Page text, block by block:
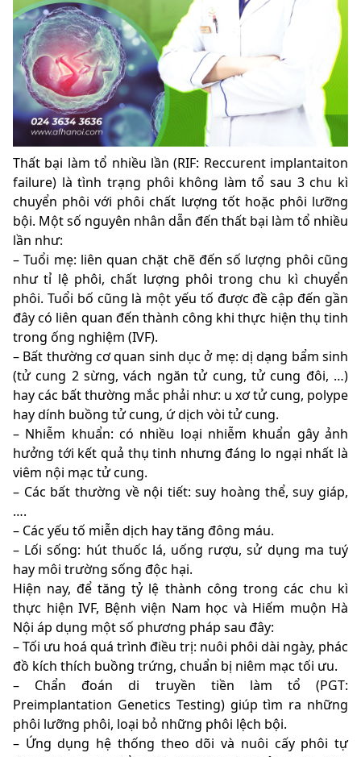
Thất bại làm tổ nhiều lần (RIF: Reccurent implantaiton
failure) là tình trạng phôi không làm tổ sau 3 chu kì
chuyển phôi với phôi chất lượng tốt hoặc phôi lưỡng
bội. Một số nguyên nhân dẫn đến thất bại làm tổ nhiều
lần như:
– Tuổi mẹ: liên quan chặt chẽ đến số lượng phôi cũng
như tỉ lệ phôi, chất lượng phôi trong chu kì chuyển
phôi. Tuổi bố cũng là một yếu tố được đề cập đến gần
đây có liên quan đến thành công khi thực hiện thụ tinh
trong ống nghiệm (IVF).
– Bất thường cơ quan sinh dục ở mẹ: dị dạng bẩm sinh
(tử cung 2 sừng, vách ngăn tử cung, tử cung đôi, …)
hay các bất thường mắc phải như: u xơ tử cung, polype
hay dính buồng tử cung, ứ dịch vòi tử cung.
– Nhiễm khuẩn: có nhiều loại nhiễm khuẩn gây ảnh
hưởng tới kết quả thụ tinh nhưng đáng lo ngại nhất là
viêm nội mạc tử cung.
– Các bất thường về nội tiết: suy hoàng thể, suy giáp,
….
– Các yếu tố miễn dịch hay tăng đông máu.
– Lối sống: hút thuốc lá, uống rượu, sử dụng ma tuý
hay môi trường sống độc hại.
Hiện nay, để tăng tỷ lệ thành công trong các chu kì
thực hiện IVF, Bệnh viện Nam học và Hiếm muộn Hà
Nội áp dụng một số phương pháp sau đây:
– Tối ưu hoá quá trình điều trị: nuôi phôi dài ngày, phác
đồ kích thích buồng trứng, chuẩn bị niêm mạc tối ưu.
– Chẩn đoán di truyền tiền làm tổ (PGT:
Preimplantation Genetics Testing) giúp tìm ra những
phôi lưỡng phôi, loại bỏ những phôi lệch bội.
– Ứng dụng hệ thống theo dõi và nuôi cấy phôi tự